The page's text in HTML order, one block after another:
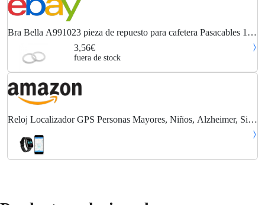
Bra Bella A991023 pieza de repuesto para cafetera Pasacables 10
3,56€
fuera de stock
Reloj Localizador GPS Personas Mayores, Niños, Alzheimer, Sin
SmartWatch PBL2, Manual Español